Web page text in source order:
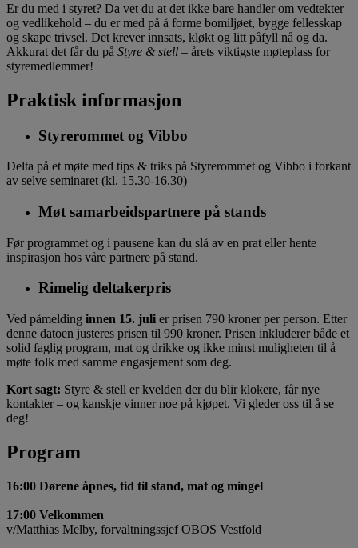
Er du med i styret? Da vet du at det ikke bare handler om vedtekter
og vedlikehold – du er med på å forme bomiljøet, bygge fellesskap
og skape trivsel. Det krever innsats, kløkt og litt påfyll nå og da.
Akkurat det får du på Styre & stell – årets viktigste møteplass for
styremedlemmer!
Praktisk informasjon
Styrerommet og Vibbo
Delta på et møte med tips & triks på Styrerommet og Vibbo i forkant
av selve seminaret (kl. 15.30-16.30)
Møt samarbeidspartnere på stands
Før programmet og i pausene kan du slå av en prat eller hente
inspirasjon hos våre partnere på stand.
Rimelig deltakerpris
Ved påmelding innen 15. juli er prisen 790 kroner per person. Etter
denne datoen justeres prisen til 990 kroner. Prisen inkluderer både et
solid faglig program, mat og drikke og ikke minst muligheten til å
møte folk med samme engasjement som deg.
Kort sagt: Styre & stell er kvelden der du blir klokere, får nye
kontakter – og kanskje vinner noe på kjøpet. Vi gleder oss til å se
deg!
Program
16:00 Dørene åpnes, tid til stand, mat og mingel
17:00 Velkommen
v/Matthias Melby, forvaltningssjef OBOS Vestfold